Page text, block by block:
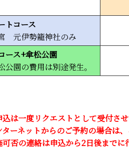
トコース
元伊勢籠神社のみ
ース+傘松公園
公園の費用は別途発生。
は一度リクエストとして受付さ
ーネットからのご予約の場合は
否の連絡は申込から2日後までに